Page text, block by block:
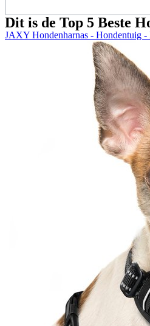
Dit is de Top 5 Beste
JAXY Hondenharnas - Hondentuig